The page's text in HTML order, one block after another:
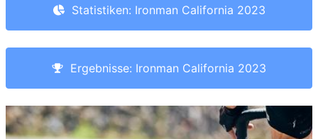
Statistiken: Ironman California 2023
Ergebnisse: Ironman California 2023